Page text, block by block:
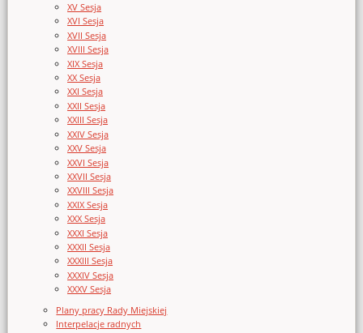
XV Sesja
XVI Sesja
XVII Sesja
XVIII Sesja
XIX Sesja
XX Sesja
XXI Sesja
XXII Sesja
XXIII Sesja
XXIV Sesja
XXV Sesja
XXVI Sesja
XXVII Sesja
XXVIII Sesja
XXIX Sesja
XXX Sesja
XXXI Sesja
XXXII Sesja
XXXIII Sesja
XXXIV Sesja
XXXV Sesja
Plany pracy Rady Miejskiej
Interpelacje radnych